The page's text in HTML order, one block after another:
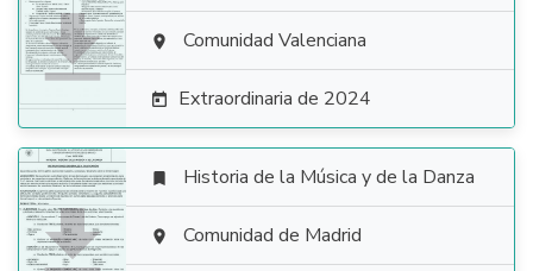
  Comunidad Valenciana
 Extraordinaria de 2024

 Historia de la Música y de la Danza
 Comunidad de Madrid